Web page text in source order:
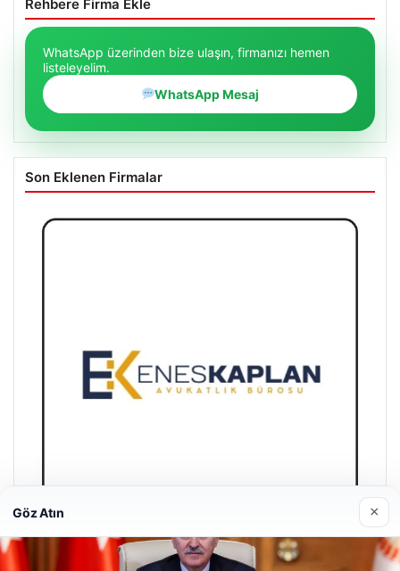
Rehbere Firma Ekle
WhatsApp üzerinden bize ulaşın, firmanızı hemen
listeleyelim.
WhatsApp Mesaj
Son Eklenen Firmalar
Göz Atın ×